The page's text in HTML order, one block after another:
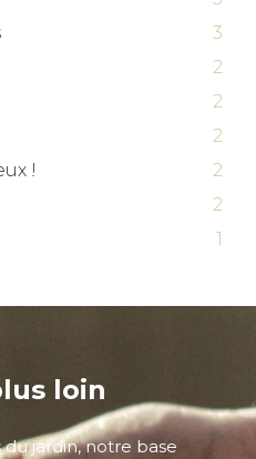
3
2
2
2
!
2
2
1
loin
jardin, notre base